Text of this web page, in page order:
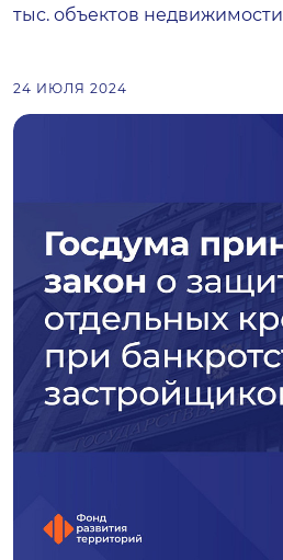
тыс. объектов недвижимости
24 ИЮЛЯ 2024